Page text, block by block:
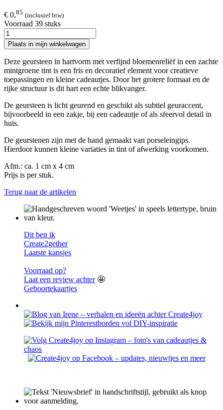
€ 0,85 (inclusief btw)
Voorraad 39 stuks
Plaats in mijn winkelwagen
Deze geursteen in hartvorm met verfijnd bloemenreliëf in een zachte
mintgroene tint is een fris en decoratief element voor creatieve
toepassingen en kleine cadeautjes. Door het grotere formaat en de
rijke structuur is dit hart een echte blikvanger.
De geursteen is licht geurend en geschikt als subtiel geuraccent,
bijvoorbeeld in een zakje, bij een cadeautje of als sfeervol detail in
huis.
De geurstenen zijn met de hand gemaakt van porseleingips.
Hierdoor kunnen kleine variaties in tint of afwerking voorkomen.
Afm.: ca. 1 cm x 4 cm
Prijs is per stuk.
Terug naar de artikelen
Dit ben ik
Create2gether
Laatste kansjes
Voorraad op?
Laat een review achter🤩
Geboortekaartjes